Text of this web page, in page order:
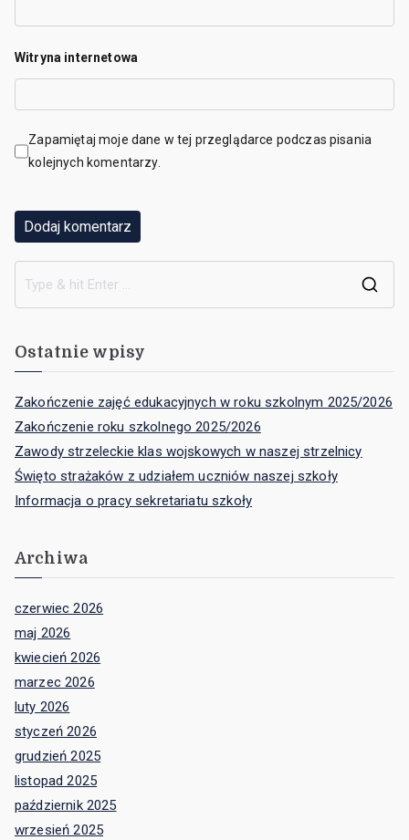
Witryna internetowa
Zapamiętaj moje dane w tej przeglądarce podczas pisania
kolejnych komentarzy.
Ostatnie wpisy
Zakończenie zajęć edukacyjnych w roku szkolnym 2025/2026
Zakończenie roku szkolnego 2025/2026
Zawody strzeleckie klas wojskowych w naszej strzelnicy
Święto strażaków z udziałem uczniów naszej szkoły
Informacja o pracy sekretariatu szkoły
Archiwa
czerwiec 2026
maj 2026
kwiecień 2026
marzec 2026
luty 2026
styczeń 2026
grudzień 2025
listopad 2025
październik 2025
wrzesień 2025